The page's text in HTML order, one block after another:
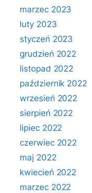
marzec 2023
luty 2023
styczeń 2023
grudzień 2022
listopad 2022
październik 2022
wrzesień 2022
sierpień 2022
lipiec 2022
czerwiec 2022
maj 2022
kwiecień 2022
marzec 2022